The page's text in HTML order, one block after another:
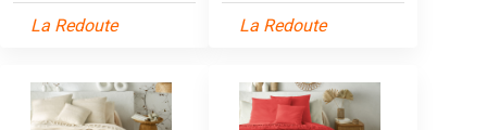
La Redoute
La Redoute